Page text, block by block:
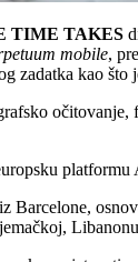
TIME TAKES
mobile,
zadatka kao
očitovanje,
platformu
Barcelone,